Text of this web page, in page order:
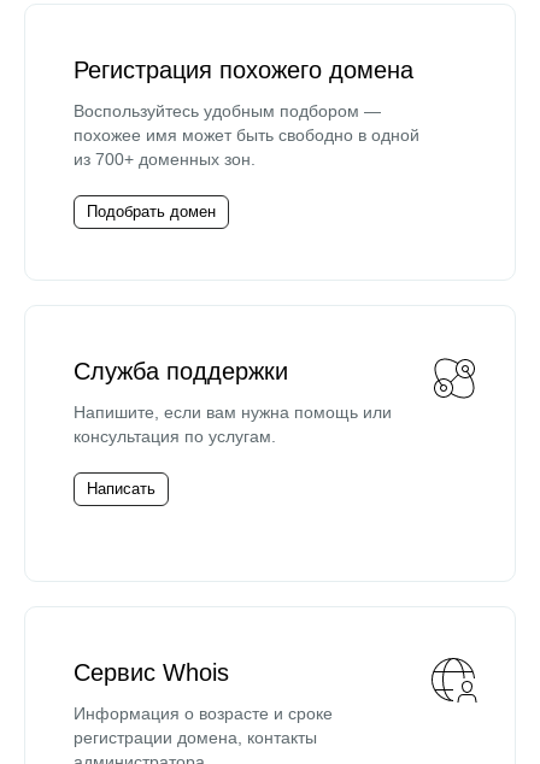
Регистрация похожего домена
Воспользуйтесь удобным подбором —
похожее имя может быть свободно в одной
из 700+ доменных зон.
Подобрать домен
Служба поддержки
Напишите, если вам нужна помощь или
консультация по услугам.
Написать
Сервис Whois
Информация о возрасте и сроке
регистрации домена, контакты